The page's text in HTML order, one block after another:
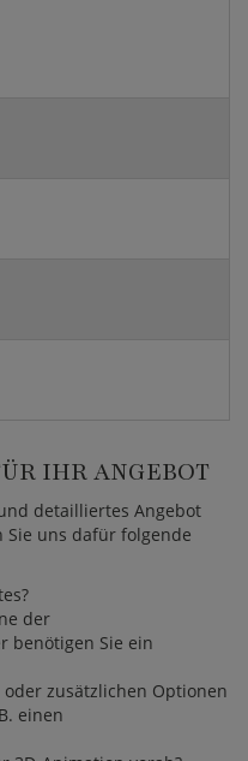
IHR ANGEBOT
detailliertes Angebot
Sie uns dafür folgende
der
benötigen Sie ein
zusätzlichen Optionen
einen